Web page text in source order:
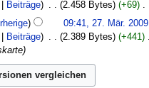
Beiträge 2.458 Bytes +69 ‎
09:41, 27. Mär. 2009
Beiträge 2.389 Bytes +441 ‎